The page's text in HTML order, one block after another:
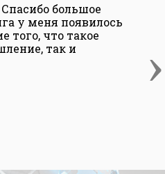
›
большое
у меня появилось
того, что такое
так и